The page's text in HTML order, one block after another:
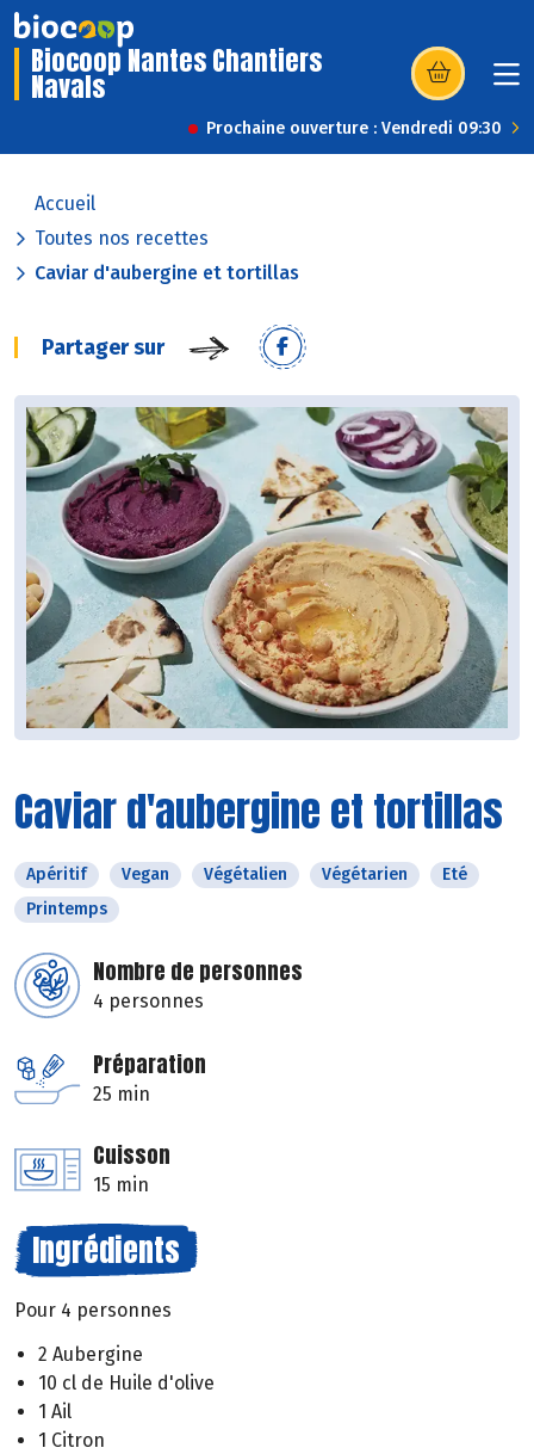
Biocoop Nantes Chantiers
Navals (s’ouvre dans
Prochaine ouverture : Vendredi 09:30
Accueil
Toutes nos recettes
Caviar d'aubergine et tortillas
Partager sur
Caviar d'aubergine et tortillas
Apéritif Vegan Végétalien Végétarien
Eté
Printemps
Nombre de personnes
4 personnes
Préparation
25 min
Cuisson
15 min
Ingrédients
Pour 4 personnes
2 Aubergine
10 cl de Huile d'olive
1 Ail
1 Citron